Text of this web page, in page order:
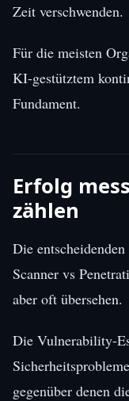
Zeit verschwenden.
Für die meisten
KI-gestütztem
Fundament.
Erfolg
zählen
Die
Scanner vs
aber oft übersehen.
Die Vulnerability-
gegenüber denen